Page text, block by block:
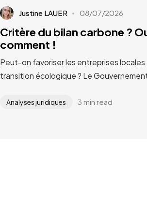
Justine LAUER 08/07/2026
Critère du bilan carbone ?
comment !
Peut-on favoriser les entreprises locales
transition écologique ? Le
Analyses juridiques 3 min read